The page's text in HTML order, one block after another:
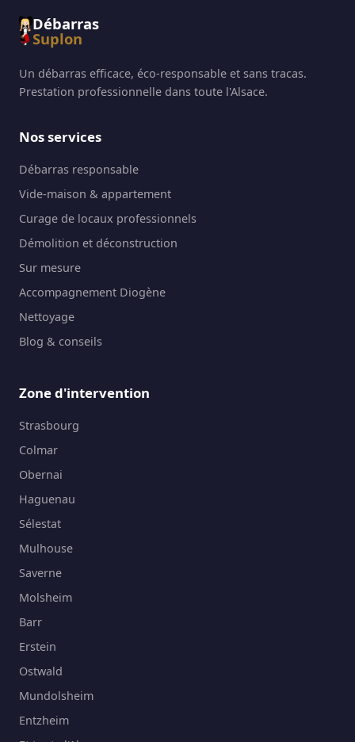
Débarras
Suplon
Un débarras efficace, éco-responsable et sans tracas.
Prestation professionnelle dans toute l'Alsace.
Nos services
Débarras responsable
Vide-maison & appartement
Curage de locaux professionnels
Démolition et déconstruction
Sur mesure
Accompagnement Diogène
Nettoyage
Blog & conseils
Zone d'intervention
Strasbourg
Colmar
Obernai
Haguenau
Sélestat
Mulhouse
Saverne
Molsheim
Barr
Erstein
Ostwald
Mundolsheim
Entzheim